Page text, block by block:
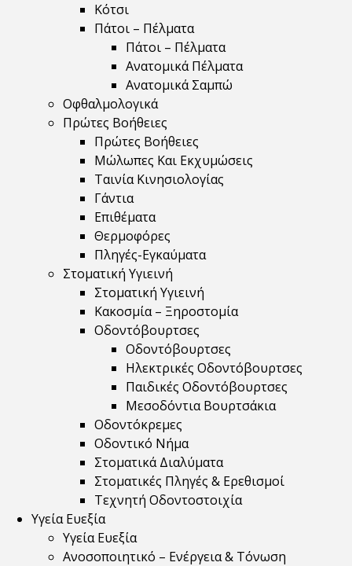
Κότσι
Πάτοι – Πέλματα
Πάτοι – Πέλματα
Ανατομικά Πέλματα
Ανατομικά Σαμπώ
Οφθαλμολογικά
Πρώτες Βοήθειες
Πρώτες Βοήθειες
Μώλωπες Και Εκχυμώσεις
Ταινία Κινησιολογίας
Γάντια
Επιθέματα
Θερμοφόρες
Πληγές-Εγκαύματα
Στοματική Υγιεινή
Στοματική Υγιεινή
Κακοσμία – Ξηροστομία
Οδοντόβουρτσες
Οδοντόβουρτσες
Ηλεκτρικές Οδοντόβουρτσες
Παιδικές Οδοντόβουρτσες
Μεσοδόντια Βουρτσάκια
Οδοντόκρεμες
Οδοντικό Νήμα
Στοματικά Διαλύματα
Στοματικές Πληγές & Ερεθισμοί
Τεχνητή Οδοντοστοιχία
Υγεία Ευεξία
Υγεία Ευεξία
Ανοσοποιητικό – Ενέργεια & Τόνωση